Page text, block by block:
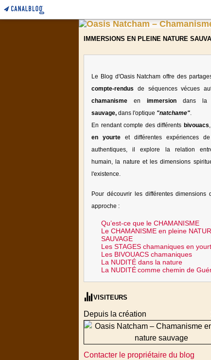
IMMERSIONS EN PLEINE NATURE
Le Blog d'Oasis Natcham offre des
compte-rendus de séquences vécues
chamanisme en immersion dans la
sauvage, dans l'optique "natchame".
En rendant compte des différents bivouacs,
en yourte et différentes expériences
authentiques, il explore la relation
humain, la nature et les dimensions
l'existence.
Pour découvrir les différentes dimensions
approche :
Qu’est-ce que le CHAMANISME
Le CHAMANISME en pleine
SAUVAGE
Les STAGES chamaniques en
Les BIVOUACS chamaniques
La NUDITÉ dans la nature
La NUDITÉcomme chemin de
VISITEURS
Depuis la création
Contacter le propriétaire du blog